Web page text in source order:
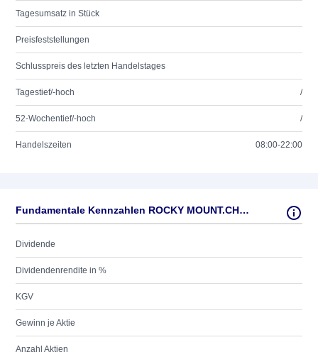
Tagesumsatz in Stück
Preisfeststellungen
Schlusspreis des letzten Handelstages
Tagestief/-hoch /
52-Wochentief/-hoch /
Handelszeiten 08:00-22:00
Fundamentale Kennzahlen ROCKY MOUNT.CHOC. DL-,001
Dividende
Dividendenrendite in %
KGV
Gewinn je Aktie
Anzahl Aktien